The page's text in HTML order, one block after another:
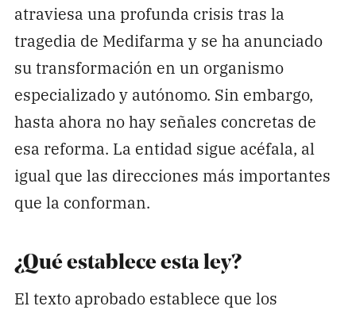
atraviesa una profunda crisis tras la
tragedia de Medifarma y se ha anunciado
su transformación en un organismo
especializado y autónomo. Sin embargo,
hasta ahora no hay señales concretas de
esa reforma. La entidad sigue acéfala, al
igual que las direcciones más importantes
que la conforman.
¿Qué establece esta ley?
El texto aprobado establece que los